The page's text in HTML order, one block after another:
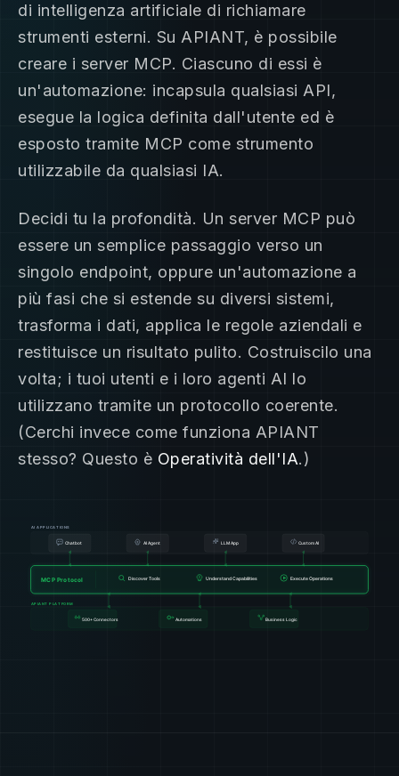
di intelligenza artificiale di richiamare
strumenti esterni. Su APIANT, è possibile
creare i server MCP. Ciascuno di essi è
un'automazione: incapsula qualsiasi API,
esegue la logica definita dall'utente ed è
esposto tramite MCP come strumento
utilizzabile da qualsiasi IA.
Decidi tu la profondità. Un server MCP può
essere un semplice passaggio verso un
singolo endpoint, oppure un'automazione a
più fasi che si estende su diversi sistemi,
trasforma i dati, applica le regole aziendali e
restituisce un risultato pulito. Costruiscilo una
volta; i tuoi utenti e i loro agenti AI lo
utilizzano tramite un protocollo coerente.
(Cerchi invece come funziona APIANT
stesso? Questo è Operatività dell'IA.)